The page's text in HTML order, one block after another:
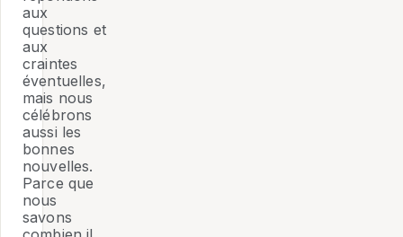
aux
questions et
aux
craintes
éventuelles,
mais nous
célébrons
aussi les
bonnes
nouvelles.
Parce que
nous
savons